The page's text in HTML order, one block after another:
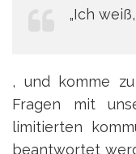
„Ich
, und komme
Fragen mit
limitierten
beantwortet